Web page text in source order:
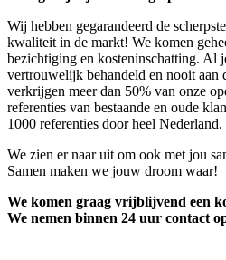
Wij hebben gegarandeerd de
kwaliteit in de markt! We komen
bezichtiging en kosteninschatting. Al
vertrouwelijk behandeld en nooit aan
verkrijgen meer dan 50% van onze
referenties van bestaande en oude
1000 referenties door heel Nederland.
We zien er naar uit om ook met jou
Samen maken we jouw droom waar!
We komen graag vrijblijvend een
We nemen binnen 24 uur contact